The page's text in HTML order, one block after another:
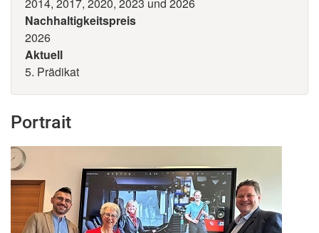
Nachhaltigkeitspreis
2026
Aktuell
5. Prädikat
Portrait